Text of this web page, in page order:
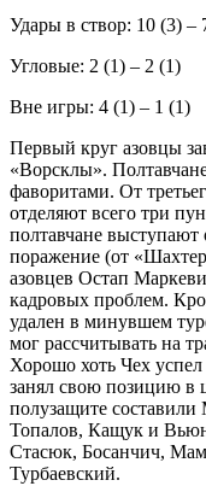
Удары в створ: 10 (3) –
Угловые: 2 (1) – 2 (1)
Вне игры: 4 (1) – 1 (1)
Первый круг азовцы
«Ворсклы».
фаворитами. От
отделяют всего три
полтавчане выступают
поражение (от
азовцев Остап
кадровых проблем.
удален в минувшем
мог рассчитывать на
Хорошо хоть Чех успел
занял свою позицию в
полузащите
Топалов, Кащук и
Стасюк, Босанчич,
Турбаевский.